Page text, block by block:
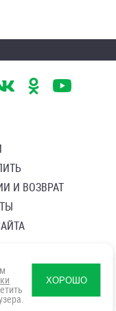
И ВОЗВРАТ
данных
данны
ХОРОШО